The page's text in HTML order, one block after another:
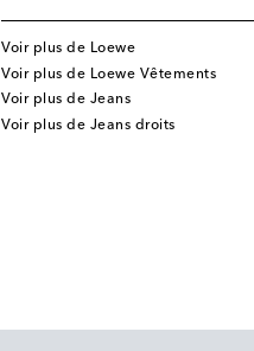
Voir plus de Loewe
Voir plus de Loewe Vêtements
Voir plus de Jeans
Voir plus de Jeans droits